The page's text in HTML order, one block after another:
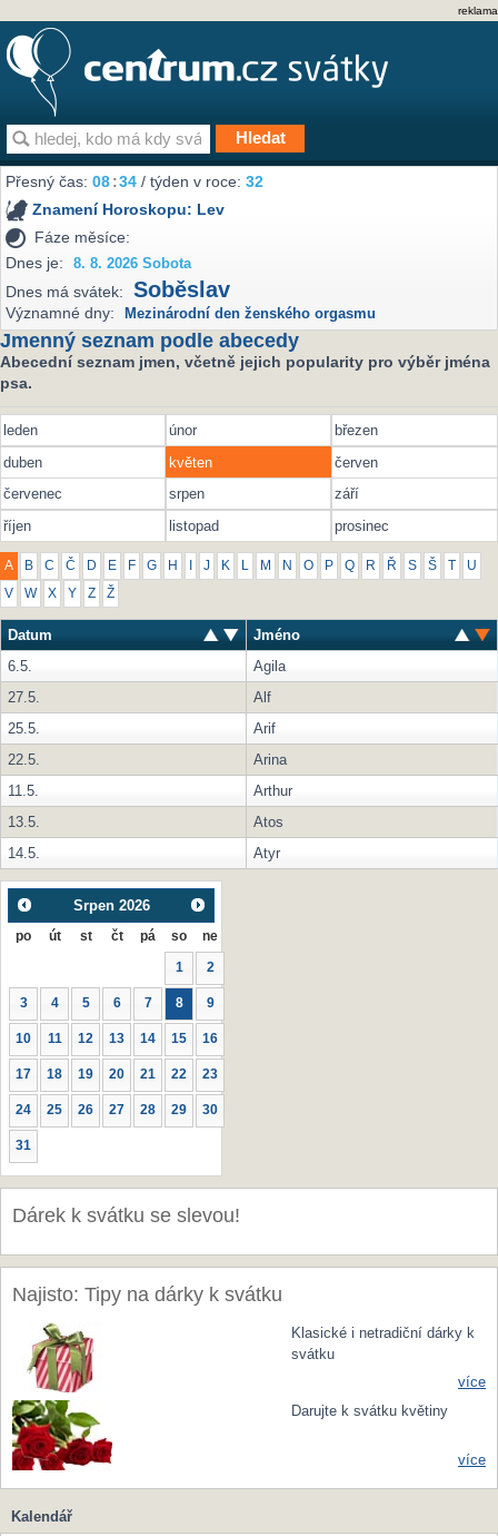
reklama
Přesný čas:08:34 / týden v roce:32
Znamení Horoskopu: Lev
Fáze měsíce:
Dnes je:
8. 8. 2026 Sobota
Dnes má svátek: Soběslav
Významné dny: Mezinárodní den ženského orgasmu
Jmenný seznam podle abecedy
Abecední seznam jmen, včetně jejich popularity pro výběr jména
psa.
leden únor
březen
duben
květen
červen
červenec
srpen
září
říjen
listopad prosinec
A B C Č D E F G H J K L M N O P Q R Ř S Š U
V W X Y Z Ž
Datum
Jméno
6.5.
Agila
27.5.
Alf
25.5.
Arif
22.5.
Arina
11.5.
Arthur
13.5.
Atos
14.5.
Atyr
Srpen 2026
po út st čt pá so ne
1 2
3 4 5 6 7 8 9
10 11 12 13 14 15 16
17 18 19 20 21 22 23
24 25 26 27 28 29 30
31
Dárek k svátku se slevou!
Najisto: Tipy na dárky k svátku
Klasické i netradiční dárky k
svátku
více
Darujte k svátku květiny
více
Kalendář